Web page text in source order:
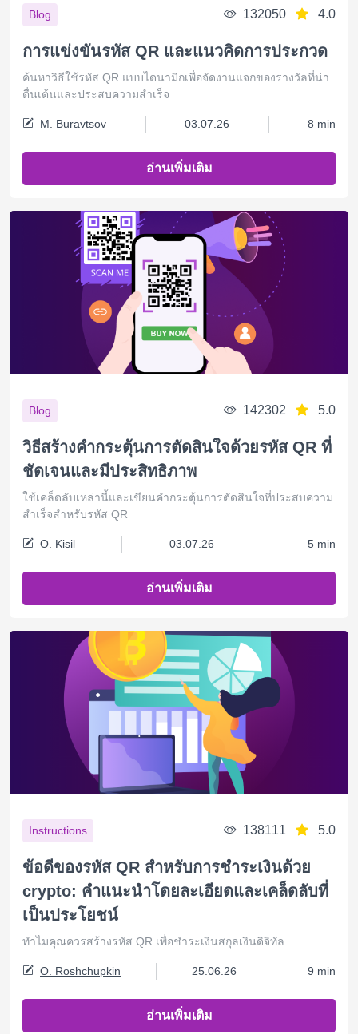
Blog 132050 4.0
การแข่งขันรหัส QR และแนวคิดการประกวด
ค้นหาวิธีใช้รหัส QR แบบไดนามิกเพื่อจัดงานแจกของรางวัลที่น่า
ตื่นเต้นและประสบความสำเร็จ
M. Buravtsov 03.07.26 8 min
อ่านเพิ่มเติม
Blog 142302 5.0
วิธีสร้างคำกระตุ้นการตัดสินใจด้วยรหัส QR ที่
ชัดเจนและมีประสิทธิภาพ
ใช้เคล็ดลับเหล่านี้และเขียนคำกระตุ้นการตัดสินใจที่ประสบความ
สำเร็จสำหรับรหัส QR
O. Kisil 03.07.26 5 min
อ่านเพิ่มเติม
Instructions 138111 5.0
ข้อดีของรหัส QR สำหรับการชำระเงินด้วย
crypto: คำแนะนำโดยละเอียดและเคล็ดลับที่
เป็นประโยชน์
ทำไมคุณควรสร้างรหัส QR เพื่อชำระเงินสกุลเงินดิจิทัล
O. Roshchupkin 25.06.26 9 min
อ่านเพิ่มเติม